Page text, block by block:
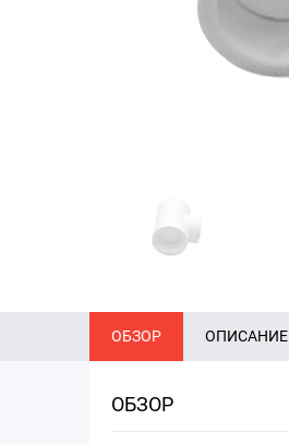
ОБЗОР ОПИСАНИЕ
ОБЗОР